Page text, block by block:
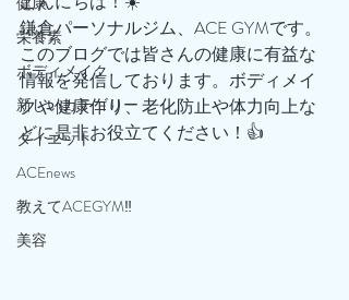
栄養素
ボディメイク
新しいカテゴリー
ダイエット
ACEnews
教えてACEGYM‼️
美容
鎌倉パーソナルジム、ACE GYMです。
このブログでは皆さんの健康に有益な
情報を発信しております。ボディメイ
クや健康作り、老化防止や体力向上な
どに是非お役立てください！👍